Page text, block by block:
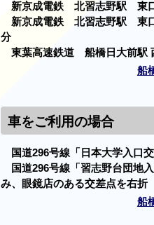
新京成電鉄 北習志野駅 東
新京成電鉄 北習志野駅 東
分
東葉高速鉄道 船橋日大前駅
船
車をご利用の場合
国道296号線「日本大学入口
国道296号線「習志野台団地
み、眼鏡店のある交差点を右折
船